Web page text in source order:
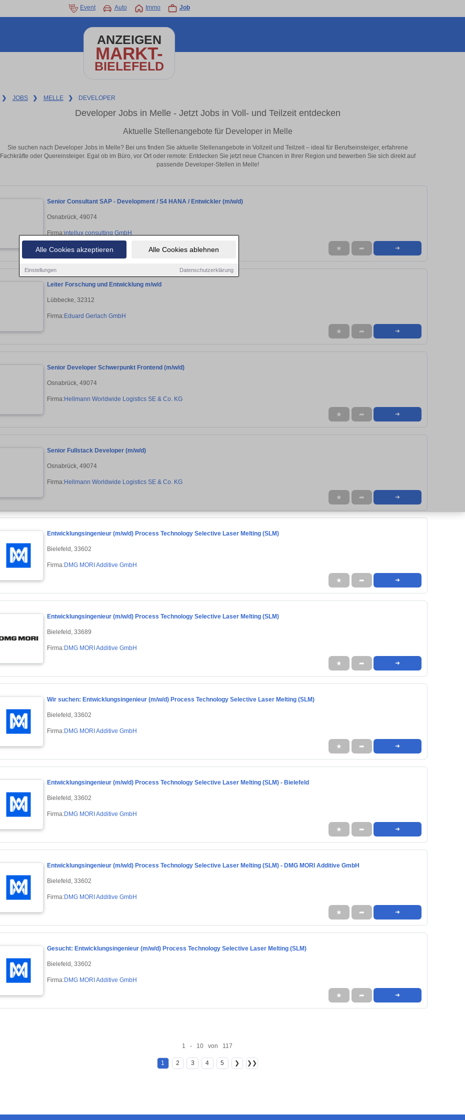
Alle Cookies akzeptieren Alle Cookies ablehnen
Einstellungen Datenschutzerklärung
Event Auto Immo Job
ANZEIGEN
MARKT-
BIELEFELD
❯ JOBS ❯ MELLE ❯ DEVELOPER
Developer Jobs in Melle - Jetzt Jobs in Voll- und Teilzeit entdecken
Aktuelle Stellenangebote für Developer in Melle
Sie suchen nach Developer Jobs in Melle? Bei uns finden Sie aktuelle Stellenangebote in Vollzeit und Teilzeit – ideal für Berufseinsteiger, erfahrene
Fachkräfte oder Quereinsteiger. Egal ob im Büro, vor Ort oder remote: Entdecken Sie jetzt neue Chancen in Ihrer Region und bewerben Sie sich direkt auf
passende Developer-Stellen in Melle!
Senior Consultant SAP - Development / S4 HANA / Entwickler (m/w/d)
Osnabrück, 49074
Firma:intellux consulting GmbH
★ ➦ ➜
Leiter Forschung und Entwicklung m/w/d
Lübbecke, 32312
Firma:Eduard Gerlach GmbH
★ ➦ ➜
Senior Developer Schwerpunkt Frontend (m/w/d)
Osnabrück, 49074
Firma:Hellmann Worldwide Logistics SE & Co. KG
★ ➦ ➜
Senior Fullstack Developer (m/w/d)
Osnabrück, 49074
Firma:Hellmann Worldwide Logistics SE & Co. KG
★ ➦ ➜
Entwicklungsingenieur (m/w/d) Process Technology Selective Laser Melting (SLM)
Bielefeld, 33602
Firma:DMG MORI Additive GmbH
★ ➦ ➜
Entwicklungsingenieur (m/w/d) Process Technology Selective Laser Melting (SLM)
Bielefeld, 33689
Firma:DMG MORI Additive GmbH
★ ➦ ➜
Wir suchen: Entwicklungsingenieur (m/w/d) Process Technology Selective Laser Melting (SLM)
Bielefeld, 33602
Firma:DMG MORI Additive GmbH
★ ➦ ➜
Entwicklungsingenieur (m/w/d) Process Technology Selective Laser Melting (SLM) - Bielefeld
Bielefeld, 33602
Firma:DMG MORI Additive GmbH
★ ➦ ➜
Entwicklungsingenieur (m/w/d) Process Technology Selective Laser Melting (SLM) - DMG MORI Additive GmbH
Bielefeld, 33602
Firma:DMG MORI Additive GmbH
★ ➦ ➜
Gesucht: Entwicklungsingenieur (m/w/d) Process Technology Selective Laser Melting (SLM)
Bielefeld, 33602
Firma:DMG MORI Additive GmbH
★ ➦ ➜
1 - 10 von 117
1 2 3 4 5 ❯ ❯❯